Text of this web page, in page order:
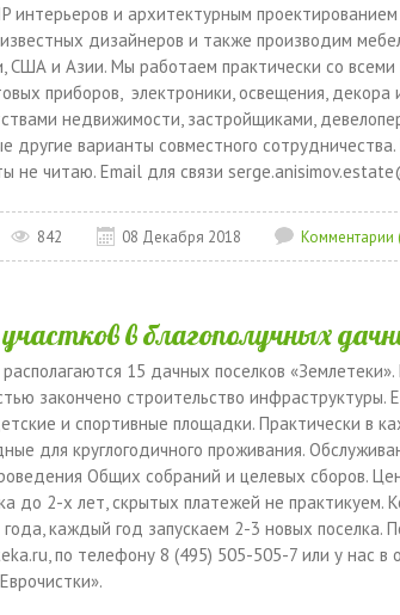
интерьеров и архитектурным
дизайнеров и также производим
США и Азии. Мы работаем практически со
приборов, электроники, освещения,
недвижимости, застройщиками,
другие варианты совместного
не читаю. Email для связи
842 08 Декабря 2018 Комментарии
в благополучных
15 дачных поселков
закончено строительство инфраструктуры.
и спортивные площадки. Практически в
для круглогодичного проживания.
Общих собраний и целевых сборов.
до 2-х лет, скрытых платежей не практикуем.
года, каждый год запускаем 2-3 новых
по телефону 8 (495) 505-505-7 или у нас в